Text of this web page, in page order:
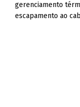
gerenciamento
escapamento ao